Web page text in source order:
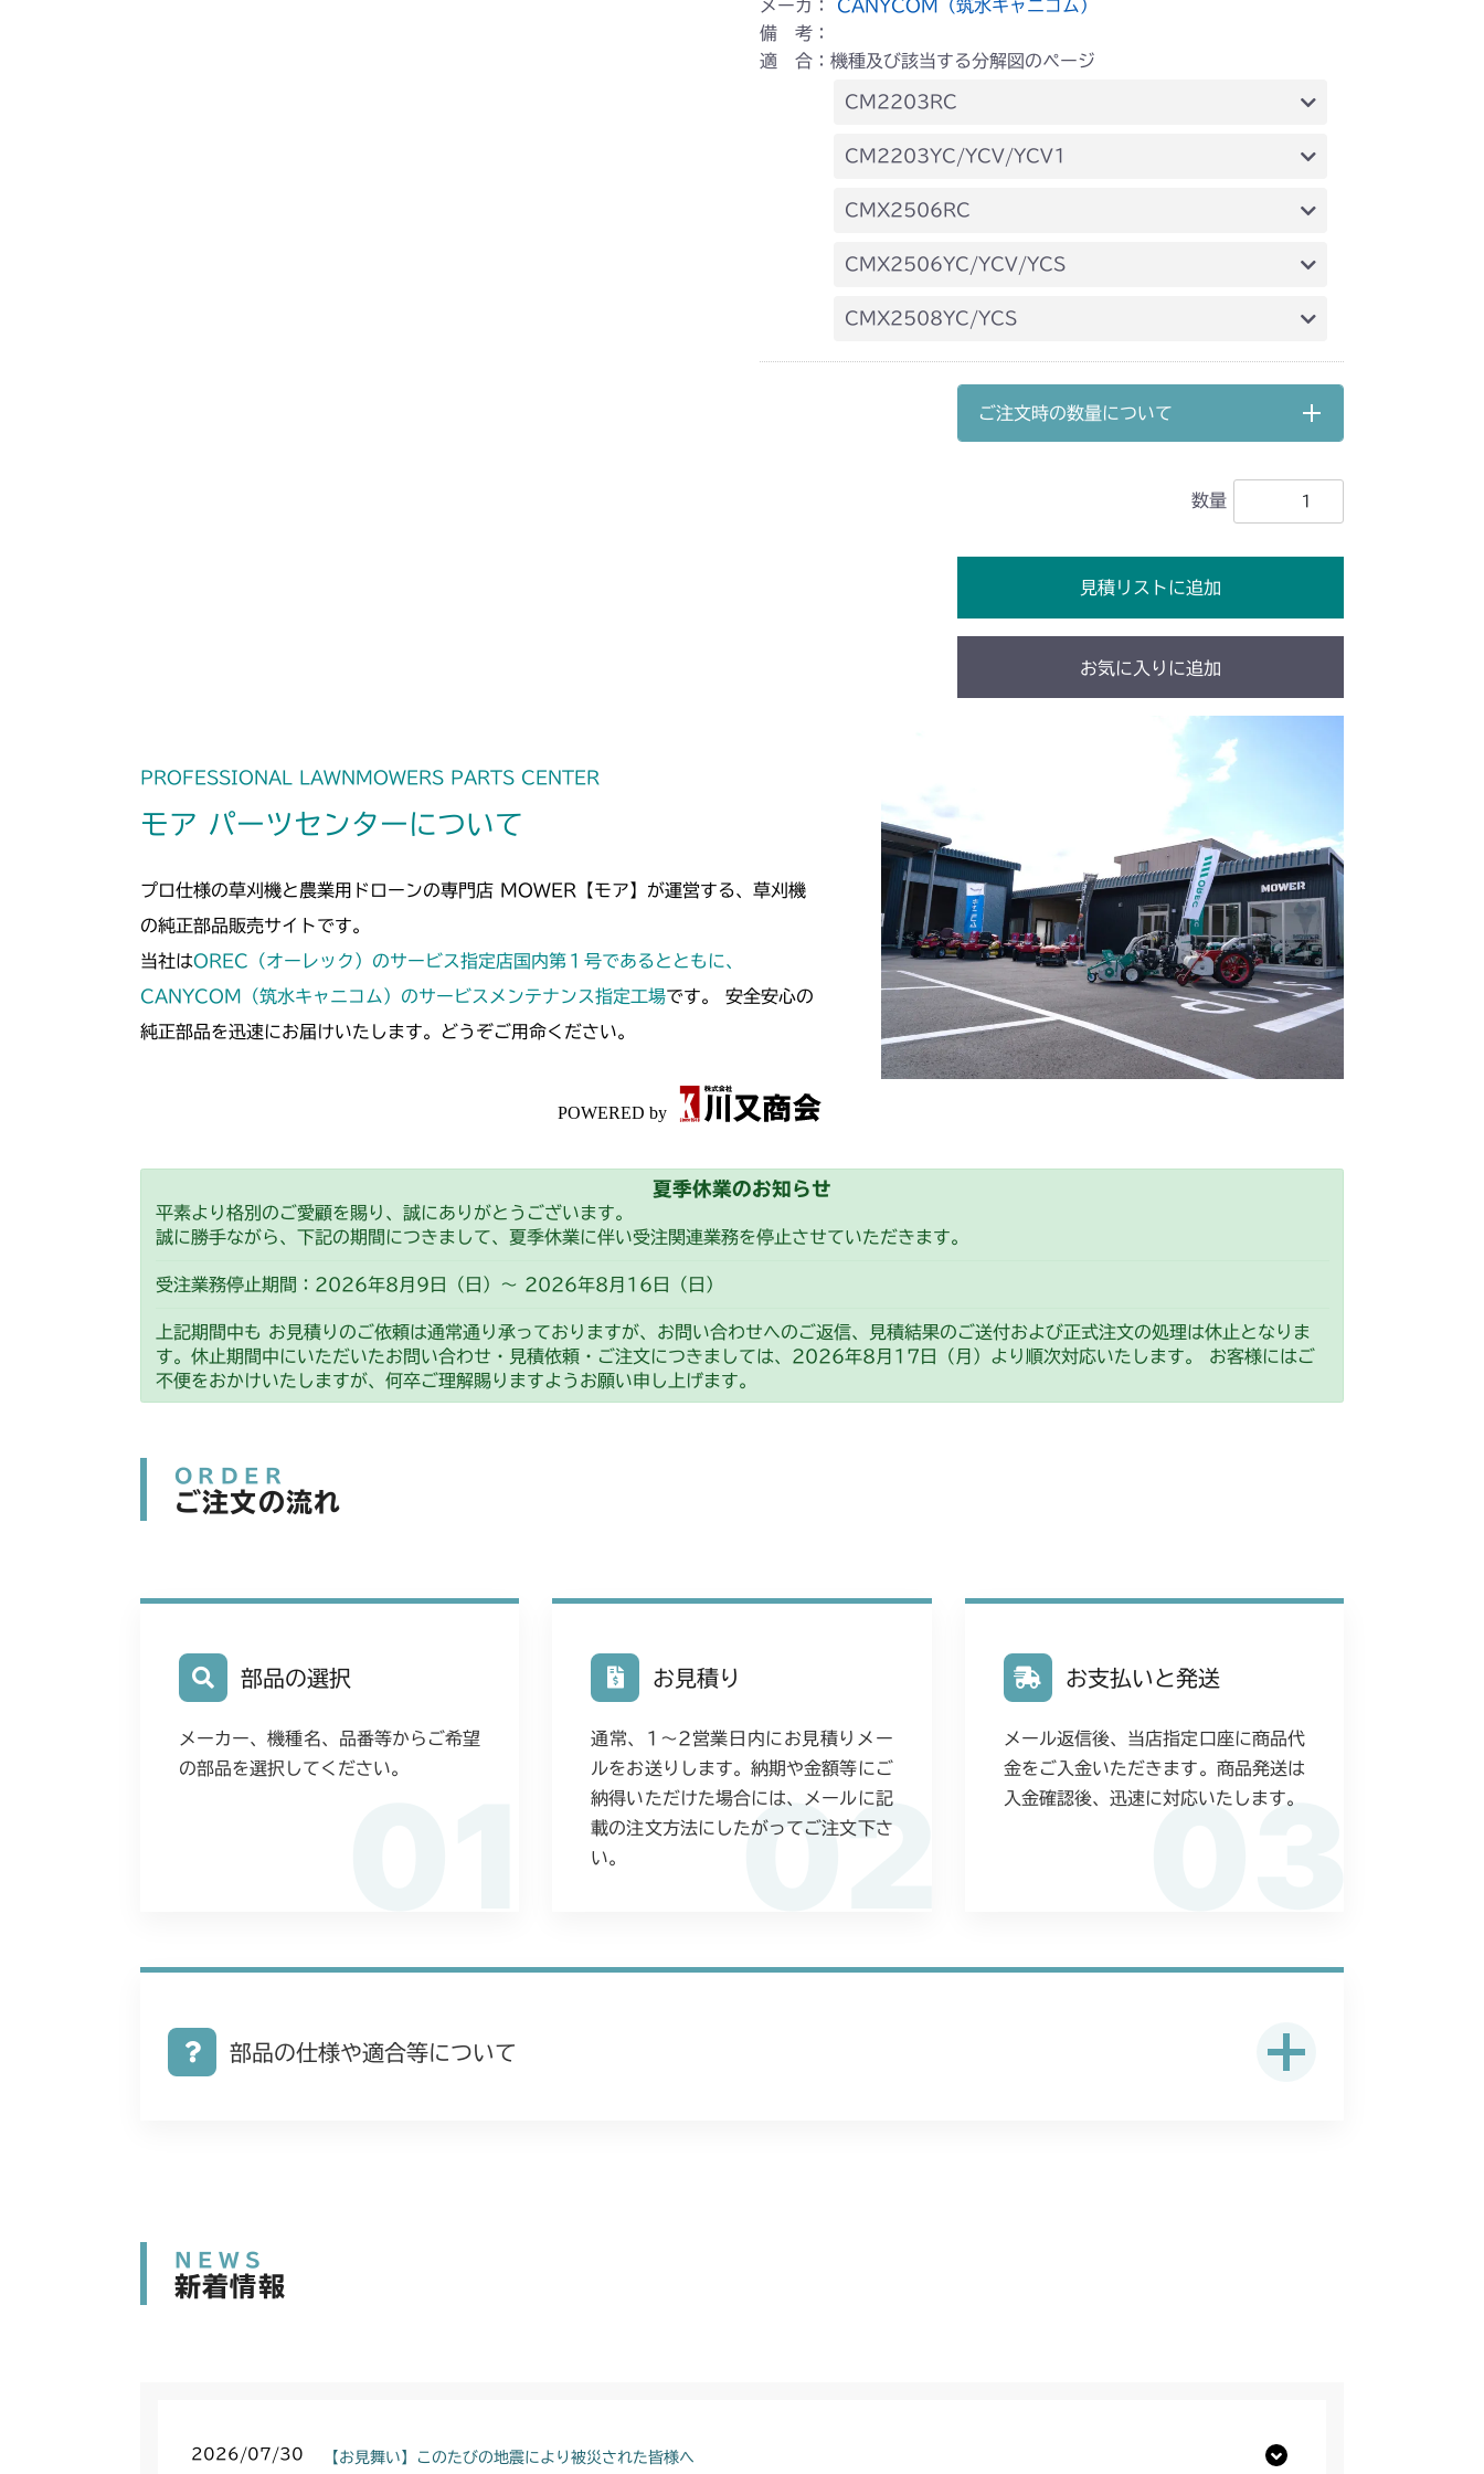
メーカ： CANYCOM（筑水キャニコム）
備 考：
適 合：機種及び該当する分解図のページ
CM2203RC
本体 FIG16 走行操作レバー(左ブレーキ 左HSTレバー)
CM2203YC/YCV/YCV1
本体 FIG18 走行操作レバー(左ブレーキ 左HSTレバー)
CMX2506RC
本体 FIG19 走行操作レバー(左ブレーキ 左HSTレバー)
CMX2506YC/YCV/YCS
本体 FIG22 走行操作(～NO.1721154)
本体 FIG23 走行操作(NO.1721155～)
CMX2508YC/YCS
本体 FIG23 走行操作レバー(NO.1752001～)
ご注文時の数量について
数量
見積リストに追加
お気に入りに追加
PROFESSIONAL LAWNMOWERS PARTS CENTER
モア パーツセンターについて
プロ仕様の草刈機と農業用ドローンの専門店 MOWER【モア】が運営する、草刈機
の純正部品販売サイトです。
当社はOREC（オーレック）のサービス指定店国内第１号であるとともに、
CANYCOM（筑水キャニコム）のサービスメンテナンス指定工場です。 安全安心の
純正部品を迅速にお届けいたします。どうぞご用命ください。
夏季休業のお知らせ
平素より格別のご愛顧を賜り、誠にありがとうございます。
誠に勝手ながら、下記の期間につきまして、夏季休業に伴い受注関連業務を停止させていただきます。
受注業務停止期間：2026年8月9日（日）～ 2026年8月16日（日）
上記期間中も お見積りのご依頼は通常通り承っておりますが、お問い合わせへのご返信、見積結果のご送付および正式注文の処理は休止となりま
す。休止期間中にいただいたお問い合わせ・見積依頼・ご注文につきましては、2026年8月17日（月）より順次対応いたします。 お客様にはご
不便をおかけいたしますが、何卒ご理解賜りますようお願い申し上げます。
ORDER
ご注文の流れ
部品の選択
メーカー、機種名、品番等からご希望
の部品を選択してください。
02
お見積り
通常、1〜2営業日内にお見積りメー
ルをお送りします。納期や金額等にご
納得いただけた場合には、メールに記
載の注文方法にしたがってご注文下さ
い。
03
お支払いと発送
メール返信後、当店指定口座に商品代
金をご入金いただきます。商品発送は
入金確認後、迅速に対応いたします。
部品の仕様や適合等について
NEWS
新着情報
2026/07/30 【お見舞い】このたびの地震により被災された皆様へ